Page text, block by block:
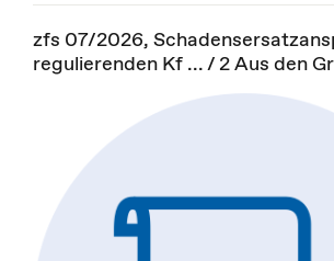
zfs 07/2026,
regulierenden Kf ... / 2 Aus den